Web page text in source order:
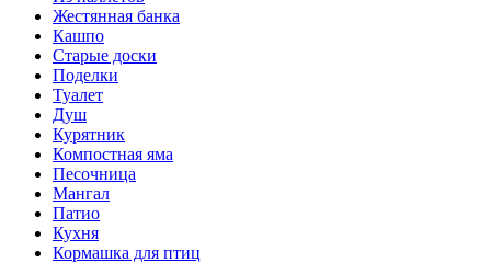
Жестянная банка
Кашпо
Старые доски
Поделки
Туалет
Душ
Курятник
Компостная яма
Песочница
Мангал
Патио
Кухня
Кормашка для птиц